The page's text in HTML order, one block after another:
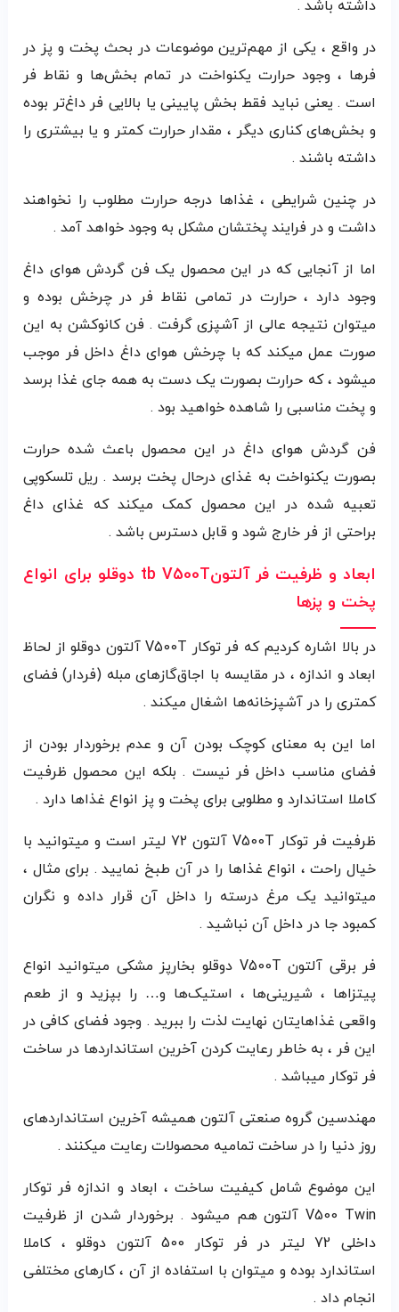
داشته باشد .
در واقع ، یکی از مهم‌ترین موضوعات در بحث پخت و پز در
فرها ، وجود حرارت یکنواخت در تمام بخش‌ها و نقاط فر
است . یعنی نباید فقط بخش پایینی یا بالایی فر داغ‌تر بوده
و بخش‌های کناری دیگر ، مقدار حرارت کمتر و یا بیشتری را
داشته باشند .
در چنین شرایطی ، غذاها درجه حرارت مطلوب را نخواهند
داشت و در فرایند پختشان مشکل به وجود خواهد آمد .
اما از آنجایی که در این محصول یک فن گردش هوای داغ
وجود دارد ، حرارت در تمامی نقاط فر در چرخش بوده و
میتوان نتیجه عالی از آشپزی گرفت . فن کانوکشن به این
صورت عمل میکند که با چرخش هوای داغ داخل فر موجب
میشود ، که حرارت بصورت یک دست به همه جای غذا برسد
و پخت مناسبی را شاهده خواهید بود .
فن گردش هوای داغ در این محصول باعث شده حرارت
بصورت یکنواخت به غذای درحال پخت برسد . ریل تلسکوپی
تعبیه شده در این محصول کمک میکند که غذای داغ
براحتی از فر خارج شود و قابل دسترس باشد .
ابعاد و ظرفیت فر آلتونtb V500T دوقلو برای انواع
پخت و پزها
در بالا اشاره کردیم که فر توکار V500T آلتون دوقلو از لحاظ
ابعاد و اندازه ، در مقایسه با اجاق‌گازهای مبله (فردار) فضای
کمتری را در آشپزخانه‌ها اشغال میکند .
اما این به معنای کوچک‌ بودن آن و عدم برخوردار بودن از
فضای مناسب داخل فر نیست . بلکه این محصول ظرفیت
کاملا استاندارد و مطلوبی برای پخت و پز انواع غذاها دارد .
ظرفیت فر توکار V500T آلتون 72 لیتر است و میتوانید با
خیال راحت ، انواع غذاها را در آن طبخ نمایید . برای مثال ،
میتوانید یک مرغ درسته را داخل آن قرار داده و نگران
کمبود جا در داخل آن نباشید .
فر برقی آلتون V500T دوقلو بخارپز مشکی میتوانید انواع
پیتزاها ، شیرینی‌ها ، استیک‌ها و… را بپزید و از طعم
واقعی غذاهایتان نهایت لذت را ببرید . وجود فضای کافی در
این فر ، به خاطر رعایت کردن آخرین استانداردها در ساخت
فر توکار میباشد .
مهندسین گروه صنعتی آلتون همیشه آخرین استانداردهای
روز دنیا را در ساخت تمامیه محصولات رعایت میکنند .
این موضوع شامل کیفیت ساخت ، ابعاد و اندازه فر توکار
V500 Twin آلتون هم میشود . برخوردار شدن از ظرفیت
داخلی 72 لیتر در فر توکار 500 آلتون دوقلو ، کاملا
استاندارد بوده و میتوان با استفاده از آن ، کارهای مختلفی
انجام داد .